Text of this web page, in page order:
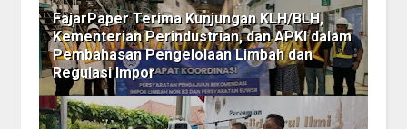
FajarPaper Terima Kunjungan KLH/BLH,
Kementerian Perindustrian, dan APKI dalam
Pembahasan Pengelolaan Limbah dan
Regulasi Impor